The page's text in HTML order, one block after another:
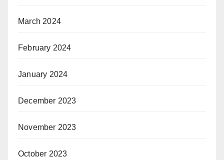
March 2024
February 2024
January 2024
December 2023
November 2023
October 2023